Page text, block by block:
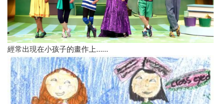
經常出現在小孩子的畫作上……